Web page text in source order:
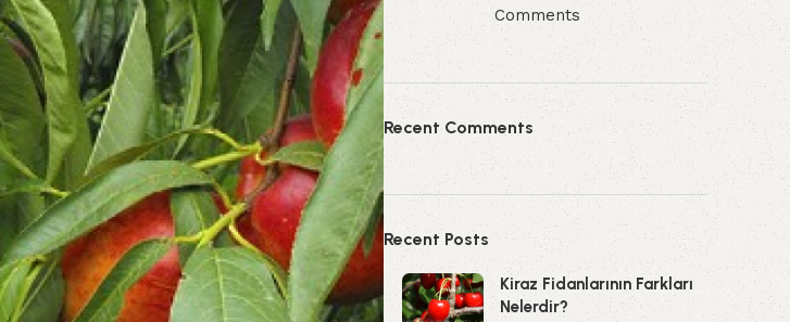
Comments
Recent Comments
Recent Posts
Kiraz Fidanlarının Farkları
Nelerdir?